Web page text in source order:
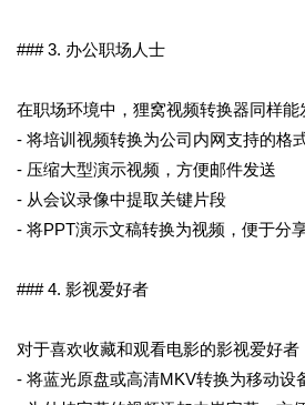
### 3. 办公职场人士
在职场环境中，狸窝视频转换器同样能
- 将培训视频转换为公司内网支持的格
- 压缩大型演示视频，方便邮件发送
- 从会议录像中提取关键片段
- 将PPT演示文稿转换为视频，便于分
### 4. 影视爱好者
对于喜欢收藏和观看电影的影视爱好
- 将蓝光原盘或高清MKV转换为移动设